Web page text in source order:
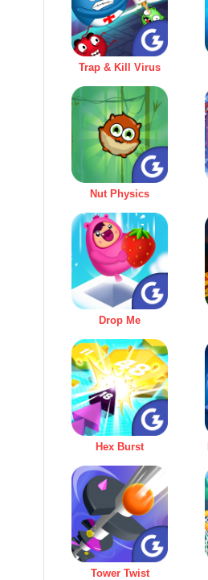
Trap & Kill Virus
Nut Physics
Drop Me
Hex Burst
Tower Twist